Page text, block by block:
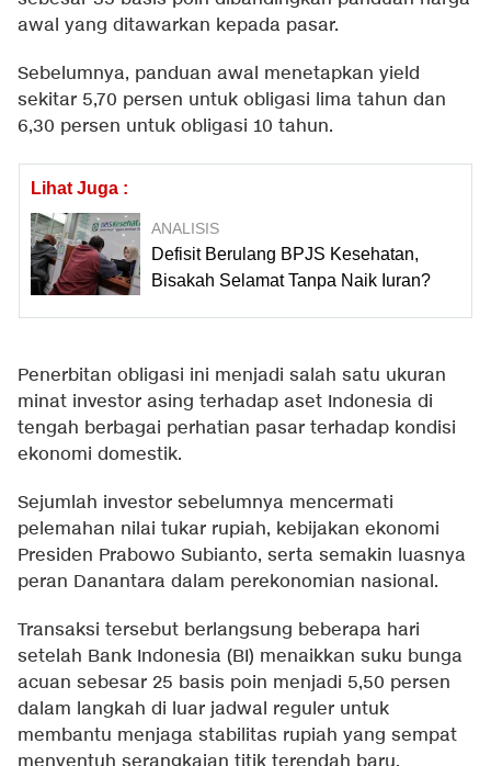
awal yang ditawarkan kepada pasar.
Sebelumnya, panduan awal menetapkan yield
sekitar 5,70 persen untuk obligasi lima tahun dan
6,30 persen untuk obligasi 10 tahun.
Lihat Juga :
ANALISIS
Defisit Berulang BPJS Kesehatan,
Bisakah Selamat Tanpa Naik Iuran?
Penerbitan obligasi ini menjadi salah satu ukuran
minat investor asing terhadap aset Indonesia di
tengah berbagai perhatian pasar terhadap kondisi
ekonomi domestik.
Sejumlah investor sebelumnya mencermati
pelemahan nilai tukar rupiah, kebijakan ekonomi
Presiden Prabowo Subianto, serta semakin luasnya
peran Danantara dalam perekonomian nasional.
Transaksi tersebut berlangsung beberapa hari
setelah Bank Indonesia (BI) menaikkan suku bunga
acuan sebesar 25 basis poin menjadi 5,50 persen
dalam langkah di luar jadwal reguler untuk
membantu menjaga stabilitas rupiah yang sempat